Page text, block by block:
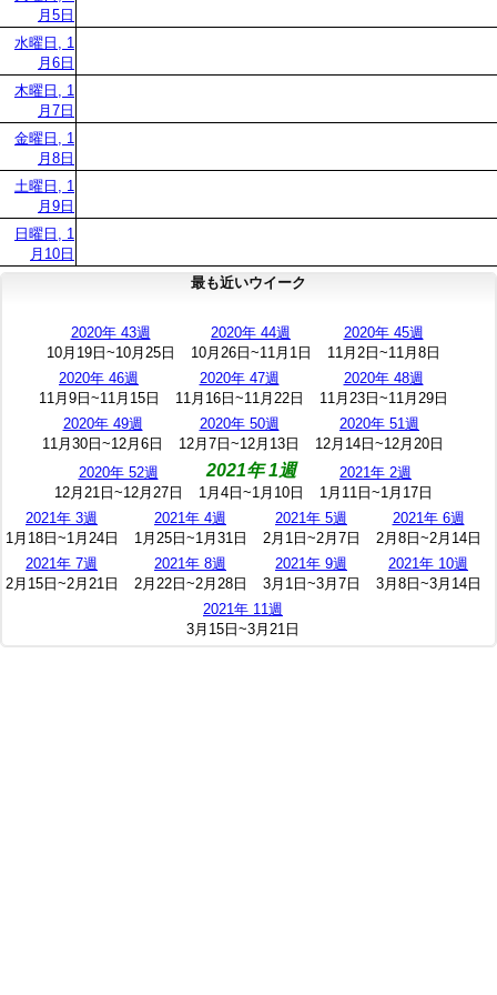
月5日
水曜日, 1
月6日
木曜日, 1
月7日
金曜日, 1
月8日
土曜日, 1
月9日
日曜日, 1
月10日
最も近いウイーク
2020年 43週
10月19日~10月25日
2020年 44週
10月26日~11月1日
2020年 45週
11月2日~11月8日
2020年 46週
11月9日~11月15日
2020年 47週
11月16日~11月22日
2020年 48週
11月23日~11月29日
2020年 49週
11月30日~12月6日
2020年 50週
12月7日~12月13日
2020年 51週
12月14日~12月20日
2020年 52週
12月21日~12月27日
2021年 1週
1月4日~1月10日
2021年 2週
1月11日~1月17日
2021年 3週
1月18日~1月24日
2021年 4週
1月25日~1月31日
2021年 5週
2月1日~2月7日
2021年 6週
2月8日~2月14日
2021年 7週
2月15日~2月21日
2021年 8週
2月22日~2月28日
2021年 9週
3月1日~3月7日
2021年 10週
3月8日~3月14日
2021年 11週
3月15日~3月21日